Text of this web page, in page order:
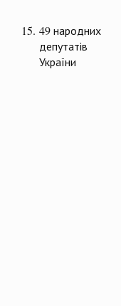
15. 49 народних
депутатів
України